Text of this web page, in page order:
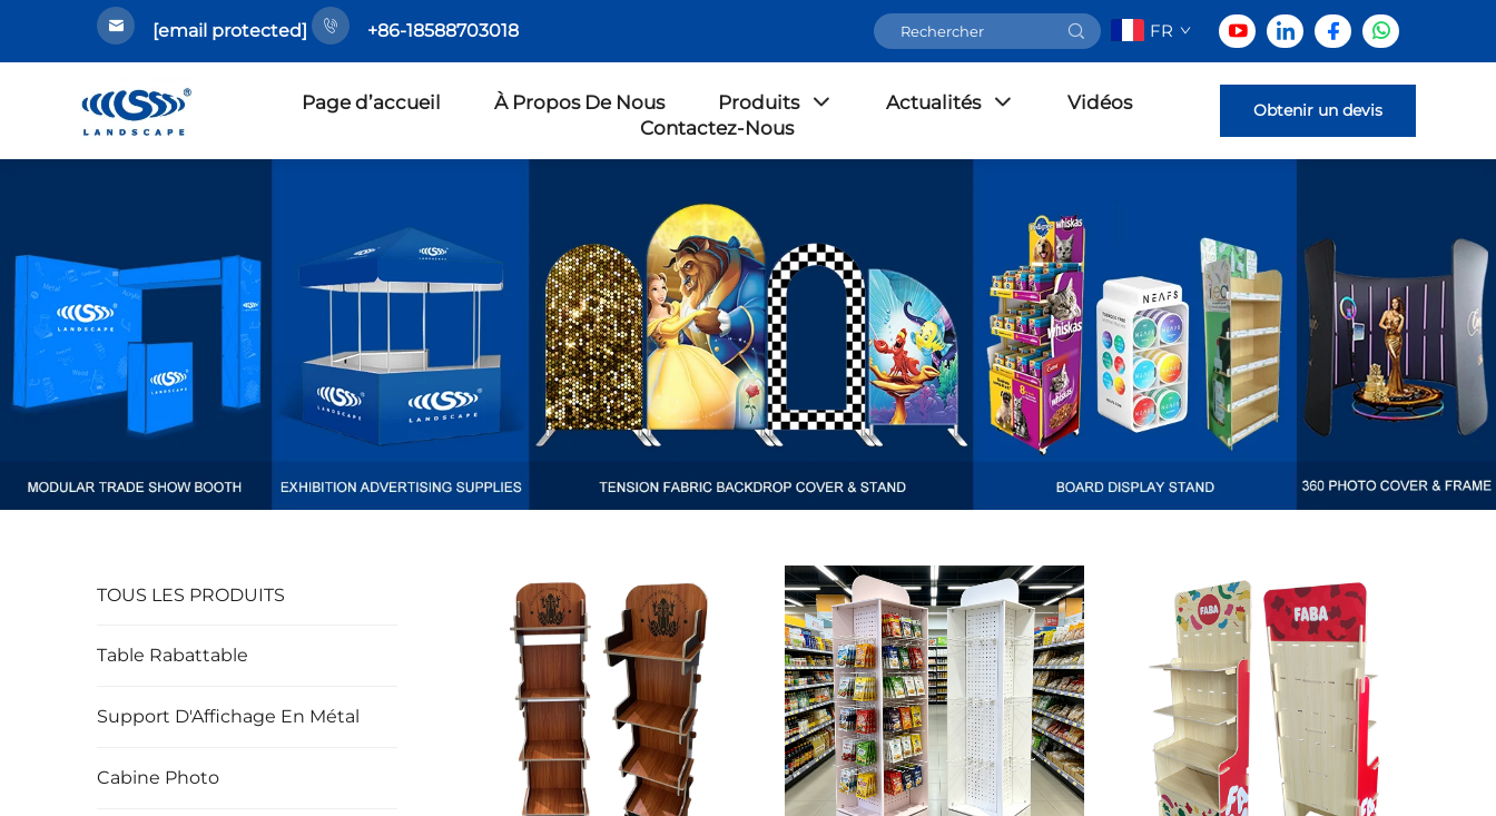
[email protected] +86-18588703018 FR
Page d’accueil À Propos De Nous Produits Actualités
Vidéos
Contactez-Nous
Obtenir un devis
TOUS LES PRODUITS
Table Rabattable
Support D'Affichage En Métal
Cabine Photo